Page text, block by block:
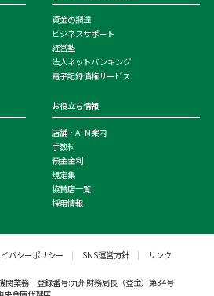
資金の調達
ビジネスサポート
経営塾
法人ネットバンキング
電子記録債権サービス
お役立ち情報
店舗・ATM案内
手数料
預金金利
規定集
協賛店一覧
採用情報
バシーポリシー SNS運営方針 リンク
業務 登録番号:九州財務局長（登金）第34号